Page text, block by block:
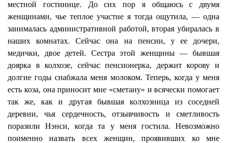
местной гостинице. До сих пор я общаюсь с двумя
женщинами, чье теплое участие я тогда ощутила, — одна
занималась административной работой, вторая убиралась в
наших комнатах. Сейчас она на пенсии, у ее дочери,
медички, двое детей. Сестра этой женщины — бывшая
доярка в колхозе, сейчас пенсионерка, держит корову и
долгие годы снабжала меня молоком. Теперь, когда у меня
есть коза, она приносит мне «сметану» и всячески помогает
так же, как и другая бывшая колхозница из соседней
деревни, чья сердечность, отзывчивость и сметливость
поразили Нэнси, когда та у меня гостила. Невозможно
поименно назвать всех женщин, проявивших ко мне